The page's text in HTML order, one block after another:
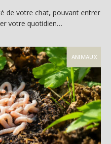
de votre chat, pouvant entrer
votre quotidien…
ANIMAUX